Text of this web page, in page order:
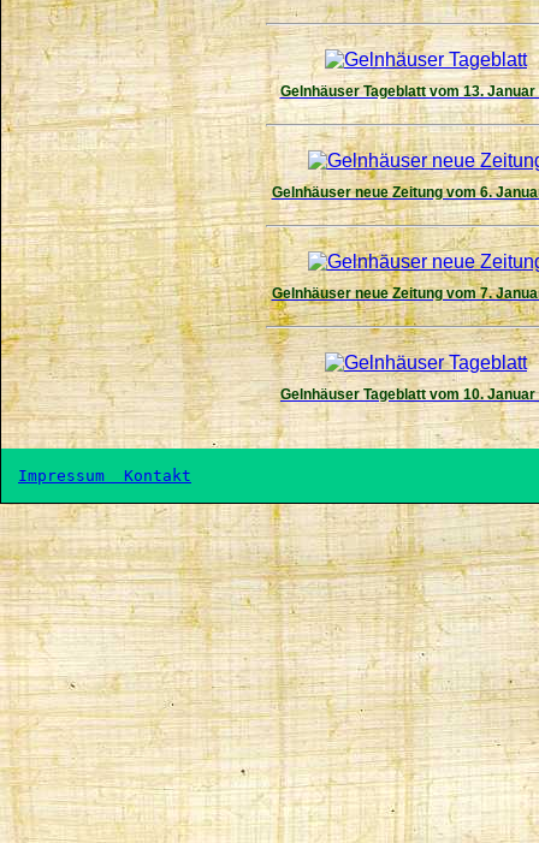
Gelnhäuser Tageblatt vom 13. Januar
Gelnhäuser neue Zeitung vom 6.
Gelnhäuser neue Zeitung vom 7.
Gelnhäuser Tageblatt vom 10. Januar
Impressum Kontakt